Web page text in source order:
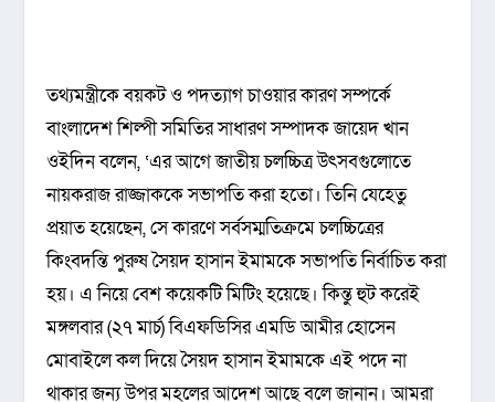
তথ্যমন্ত্রীকে বয়কট ও পদত্যাগ চাওয়ার কারণ সম্পর্কে
বাংলাদেশ শিল্পী সমিতির সাধারণ সম্পাদক জায়েদ খান
ওইদিন বলেন, ‘এর আগে জাতীয় চলচ্চিত্র উৎসবগুলোতে
নায়করাজ রাজ্জাককে সভাপতি করা হতো। তিনি যেহেতু
প্রয়াত হয়েছেন, সে কারণে সর্বসম্মতিক্রমে চলচ্চিত্রের
কিংবদন্তি পুরুষ সৈয়দ হাসান ইমামকে সভাপতি নির্বাচিত করা
হয়। এ নিয়ে বেশ কয়েকটি মিটিং হয়েছে। কিন্তু হুট করেই
মঙ্গলবার (২৭ মার্চ) বিএফডিসির এমডি আমীর হোসেন
মোবাইলে কল দিয়ে সৈয়দ হাসান ইমামকে এই পদে না
থাকার জন্য উপর মহলের আদেশ আছে বলে জানান। আমরা